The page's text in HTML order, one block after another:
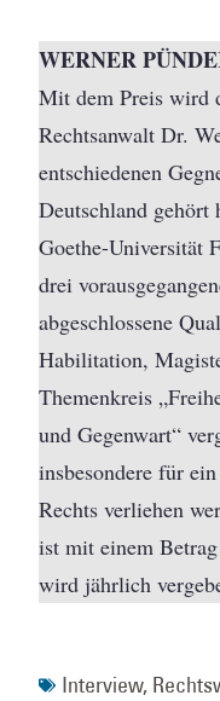
WERNER
Mit dem Preis wird
Rechtsanwalt Dr.
entschiedenen
Deutschland
Goethe-Universität
drei
abgeschlossene
Habilitation,
Themenkreis
und Gegenwart“
insbesondere für
Rechts verliehen
ist mit einem
wird jährlich
Interview,